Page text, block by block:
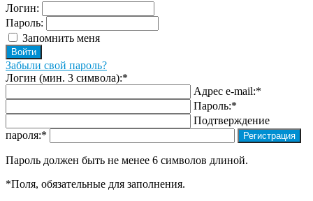
Логин:
Пароль:
Запомнить меня
Забыли свой пароль?
Логин (мин. 3 символа):*
Адрес e-mail:*
Пароль:*
Подтверждение
пароля:*
Пароль должен быть не менее 6 символов длиной.
*Поля, обязательные для заполнения.